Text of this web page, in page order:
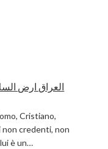
العراق ارض
Cristiano,
non credenti, non
è un…